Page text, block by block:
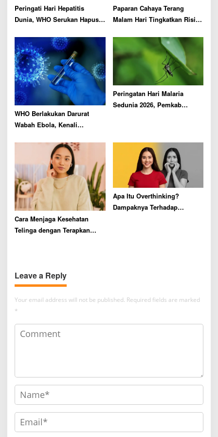
o
n
Peringati Hari Hepatitis
Dunia, WHO Serukan Hapus
Kesehatan
Paparan Cahaya Terang
Malam Hari Tingkatkan Risiko
WHO Berlakukan Darurat
Wabah Ebola, Kenali
Peringatan Hari Malaria
Sedunia 2026, Pemkab
Cara Menjaga Kesehatan
Telinga dengan Terapkan
Apa Itu Overthinking?
Dampaknya Terhadap
Leave a Reply
Your email address will not be published. Required fields are marked
*